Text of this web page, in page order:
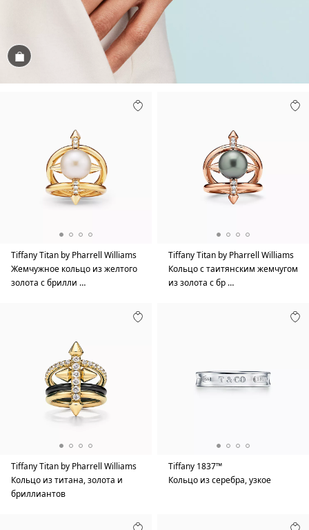
Посмотреть
Tiffany Titan by Pharrell Williams
Жемчужное кольцо из желтого
золота с брилли …
Tiffany Titan by Pharrell Williams
Кольцо с таитянским жемчугом
из золота с бр …
Tiffany Titan by Pharrell Williams
Кольцо из титана, золота и
бриллиантов
Tiffany 1837™
Кольцо из серебра, узкое